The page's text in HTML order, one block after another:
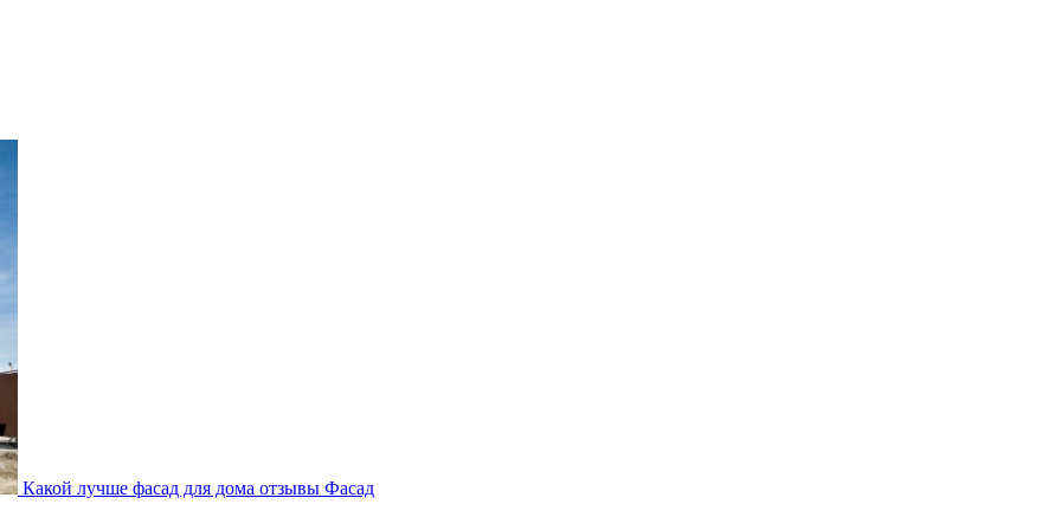
Какой лучше фасад для дома отзывы Фасад